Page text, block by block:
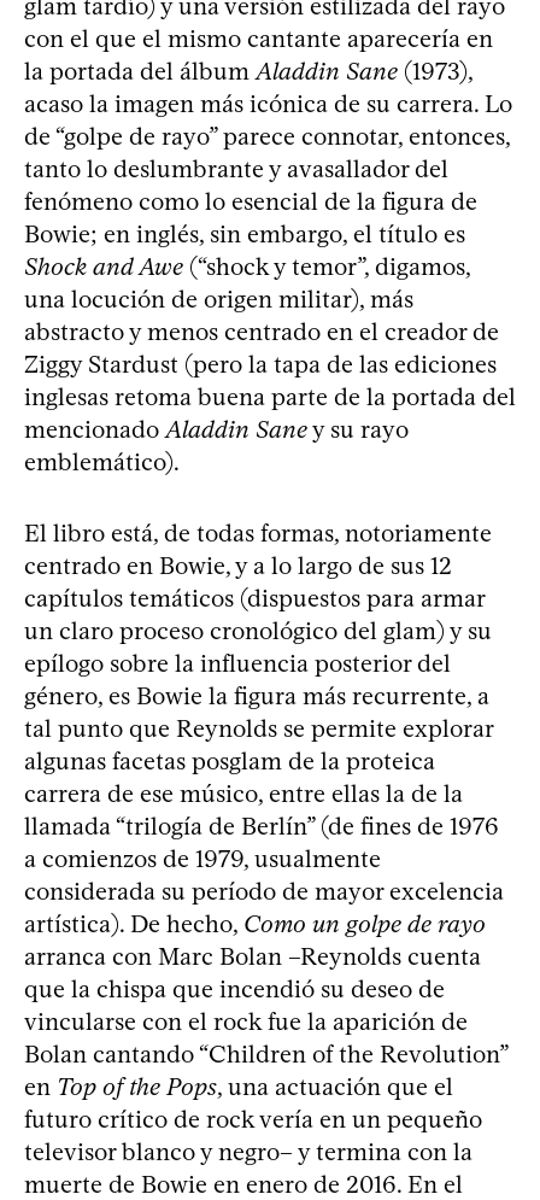
glam tardío) y una versión estilizada del rayo
con el que el mismo cantante aparecería en
la portada del álbumAladdin Sane (1973),
acaso la imagen más icónica de su carrera. Lo
de “golpe de rayo” parece connotar, entonces,
tanto lo deslumbrante y avasallador del
fenómeno como lo esencial de la figura de
Bowie; en inglés, sin embargo, el título es
Shock and Awe (“shock y temor”, digamos,
una locución de origen militar), más
abstracto y menos centrado en el creador de
Ziggy Stardust (pero la tapa de las ediciones
inglesas retoma buena parte de la portada del
mencionadoAladdin Saney su rayo
emblemático).
El libro está, de todas formas, notoriamente
centrado en Bowie, y a lo largo de sus 12
capítulos temáticos (dispuestos para armar
un claro proceso cronológico del glam) y su
epílogo sobre la influencia posterior del
género, es Bowie la figura más recurrente, a
tal punto que Reynolds se permite explorar
algunas facetas posglam de la proteica
carrera de ese músico, entre ellas la de la
llamada “trilogía de Berlín” (de fines de 1976
a comienzos de 1979, usualmente
considerada su período de mayor excelencia
artística). De hecho, Como un golpe de rayo
arranca con Marc Bolan –Reynolds cuenta
que la chispa que incendió su deseo de
vincularse con el rock fue la aparición de
Bolan cantando “Children of the Revolution”
en Top of the Pops, una actuación que el
futuro crítico de rock vería en un pequeño
televisor blanco y negro– y termina con la
muerte de Bowie en enero de 2016. En el